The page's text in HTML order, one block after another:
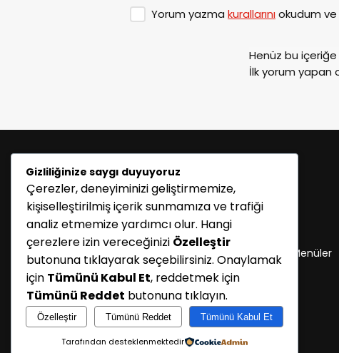
Yorum yazma kurallarınıokudum
Henüz bu içeriğe
İlk yorum yapan
KATEGORİLER
Menü seçimi yapın. WP-ADMIN → Görünüm → Menüler
sayfasından menü eşleştirmesi yapınız.
Gizliliğinize saygı duyuyoruz
Çerezler, deneyiminizi geliştirmemize,
kişiselleştirilmiş içerik sunmamıza ve trafiği
analiz etmemize yardımcı olur. Hangi
çerezlere izin vereceğinizi Özelleştir
butonuna tıklayarak seçebilirsiniz. Onaylamak
için Tümünü Kabul Et, reddetmek için
Tümünü Reddet butonuna tıklayın.
Özelleştir Tümünü Reddet Tümünü Kabul Et
Tarafından desteklenmektedir